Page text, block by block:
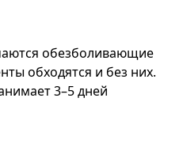
обезболивающие
обходятся и без них.
3–5 дней